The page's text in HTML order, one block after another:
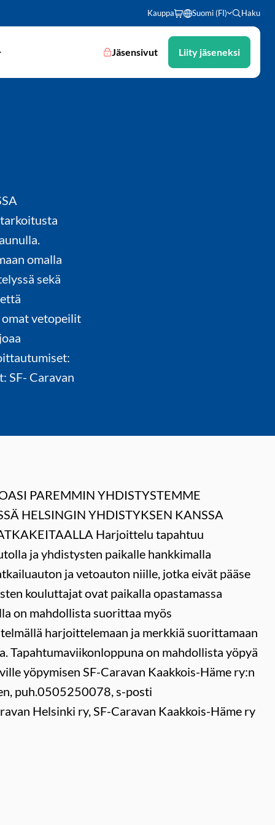
Kauppa Suomi (FI) Haku
Jäsensivut Liity jäseneksi
omalla
sekä
vetopeilit
SF- Caravan
PAREMMIN YHDISTYSTEMME
HELSINGIN YHDISTYKSEN KANSSA
Harjoittelu tapahtuu
ja yhdistysten paikalle hankkimalla
ja vetoauton niille, jotka eivät pääse
kouluttajat ovat paikalla opastamassa
on mahdollista suorittaa myös
harjoittelemaan ja merkkiä suorittamaan
Tapahtumaviikonloppuna on mahdollista yöpyä
yöpymisen SF-Caravan Kaakkois-Häme ry:n
puh.0505250078, s-posti
Helsinki ry, SF-Caravan Kaakkois-Häme ry